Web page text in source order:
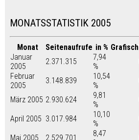
MONATSSTATISTIK 2005
Monat Seitenaufrufe in % Grafisch
Januar
2005
2.371.315
7,94
%
Februar
2005
3.148.839
10,54
%
März 2005 2.930.624
9,81
%
April 2005 3.017.984
10,10
%
Mai 2005
2.529.701
8,47